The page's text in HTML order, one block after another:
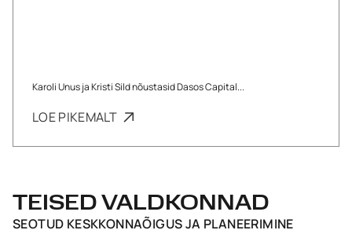
Karoli Unus ja Kristi Sild nõustasid Dasos Capital...
LOE PIKEMALT
TEISED VALDKONNAD
SEOTUD KESKKONNAÕIGUS JA PLANEERIMINE